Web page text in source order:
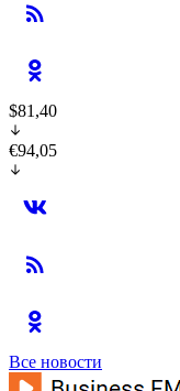
$81,40
€94,05
Все новости